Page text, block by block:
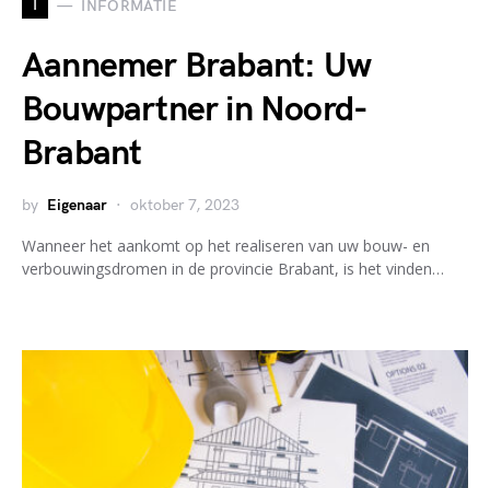
I INFORMATIE
Aannemer Brabant: Uw
Bouwpartner in Noord-
Brabant
by Eigenaar oktober 7, 2023
Wanneer het aankomt op het realiseren van uw bouw- en
verbouwingsdromen in de provincie Brabant, is het vinden…